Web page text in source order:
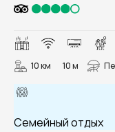
10 км 10 м
Семейный отдых